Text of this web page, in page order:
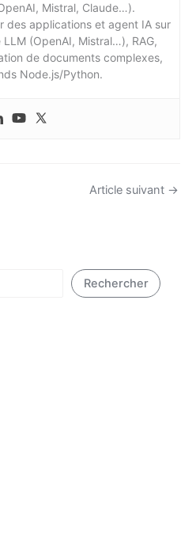
Mistral, Claude…).
des applications et agent IA sur
(OpenAI, Mistral…), RAG,
de documents complexes,
Node.js/Python.
Article suivant →
Rechercher